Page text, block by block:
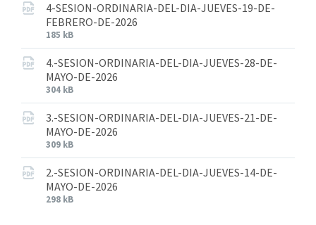
4-SESION-ORDINARIA-DEL-DIA-JUEVES-19-DE-
FEBRERO-DE-2026
185 kB
4.-SESION-ORDINARIA-DEL-DIA-JUEVES-28-DE-
MAYO-DE-2026
304 kB
3.-SESION-ORDINARIA-DEL-DIA-JUEVES-21-DE-
MAYO-DE-2026
309 kB
2.-SESION-ORDINARIA-DEL-DIA-JUEVES-14-DE-
MAYO-DE-2026
298 kB